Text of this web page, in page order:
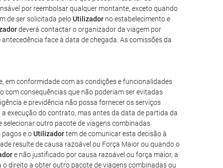
por reembolsar qualquer montante, exceto quando
de ser solicitada peloUtilizador no estabelecimento e
deverá contactar o organizador da viagem por
face à data de chegada. As comissões da
em conformidade com as condições e funcionalidades
com consequências que não poderiam ser evitadas
e previdência não possa fornecer os serviços
execução do contrato, mas antes da data de partida da
outro pacote de viagens combinadas
e oUtilizadortem de comunicar esta decisão à
resulte de causa razoável ou Força Maior ou quando o
e não justificado por causa razoável ou força maior, a
o direito a obter outro pacote de viagens combinadas ou